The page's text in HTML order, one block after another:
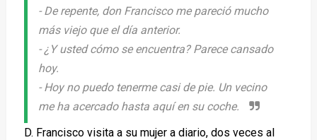
- De repente, don Francisco me pareció mucho
más viejo que el día anterior.
- ¿ Y usted cómo se encuentra? Parece cansado
hoy.
- Hoy no puedo tenerme casi de pie. Un vecino
me ha acercado hasta aquí en su coche.
D. Francisco visita a su mujer a diario, dos veces al